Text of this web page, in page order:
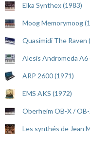
Elka Synthex (1983)
Moog Memorymoog
Quasimidi The Raven
Alesis Andromeda A6
ARP 2600 (1971)
EMS AKS (1972)
Oberheim OB-X / OB-
Les synthés de Jean